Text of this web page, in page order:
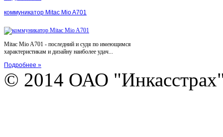
коммуникатор Mitac Mio A701
Mitac Mio A701 - последний и судя по имеющимся
характеристикам и дизайну наиболее удач...
Подробнее »
© 2014 ОАО